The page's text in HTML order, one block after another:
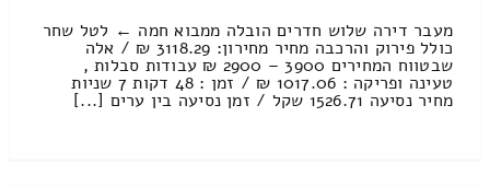
מעבר דירה שלוש חדרים הובלה ממבוא חמה ← לטל שחר
כולל פירוק והרכבה מחיר מחירון: 3118.29 ₪ / אלה
שבטווח המחירים 3900 – 2900 ₪ עבודות סבלות ,
טעינה ופריקה : 1017.06 ₪ / זמן : 48 דקות 7 שניות
מחיר נסיעה 1526.71 שקל / זמן נסיעה בין ערים [...]